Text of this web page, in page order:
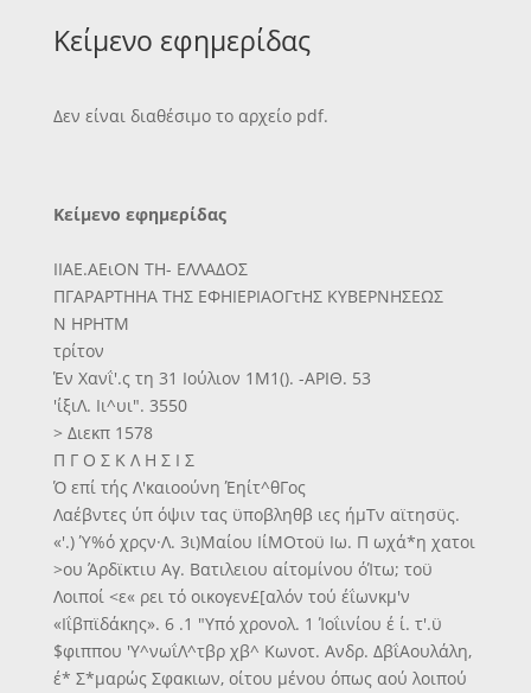
Κείμενο εφημερίδας
Δεν είναι διαθέσιμο το αρχείο pdf.
Κείμενο εφημερίδας
ΙΙΑΕ.ΑΕιΟΝ ΤΗ- ΕΛΛΑΔΟΣ
ΠΓΑΡΑΡΤΗΗΑ ΤΗΣ ΕΦΗΙΕΡΙΑΟΓτΗΣ ΚΥΒΕΡΝΗΣΕΩΣ
Ν ΗΡΗΤΜ
τρίτον
Έν Χανΐ'.ς τη 31 Ιούλιον 1Μ1(). -ΑΡΙΘ. 53
'ίξιΛ. Ιι^υι". 3550
> Διεκπ 1578
Π Γ Ο Σ Κ Λ Η Σ Ι Σ
Ό επί τής Λ'καιοούνη Έηίτ^θΓος
Λαέβντες ύπ όψιν τας ϋποβληθβ ιες ήμΤν αϊτησϋς.
«'.) Ύ%ό χρςν·Λ. 3ι)Μαίου ΙίΜΟτοϋ Ιω. Π ωχά*η χατοι
>ου Άρδϊκτιυ Αγ. Βατιλειου αίτομίνου όΊτω; τοϋ
Λοιποί <ε« ρει τό οικογεν£[αλόν τού έΐωνκμ'ν
«Ιΐβπϊδάκης». 6 .1 "Υπό χρονολ. 1 Ίοΐινίου έ ί. τ'.ϋ
$φιππου 'Υ^νωΐΛ^τβρ χβ^ Κωνοτ. Ανδρ. ΔβΐΑουλάλη,
έ* Σ*μαρώς Σφακιων, οίτου μένου όπως αού λοιπού